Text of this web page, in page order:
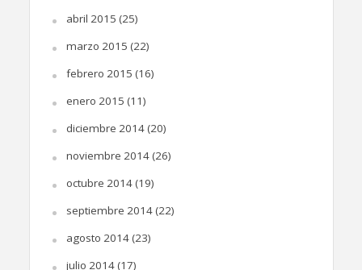
abril 2015 (25)
marzo 2015 (22)
febrero 2015 (16)
enero 2015 (11)
diciembre 2014(20)
noviembre 2014(26)
octubre 2014(19)
septiembre 2014(22)
agosto 2014(23)
julio 2014(17)